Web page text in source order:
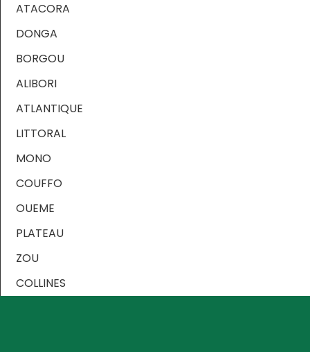
ATACORA
DONGA
BORGOU
ALIBORI
ATLANTIQUE
LITTORAL
MONO
COUFFO
OUEME
PLATEAU
ZOU
COLLINES